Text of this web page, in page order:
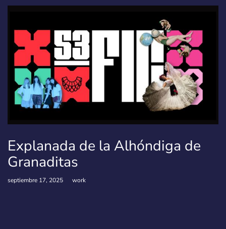
Explanada de la Alhóndiga de
Granaditas
septiembre 17, 2025 work